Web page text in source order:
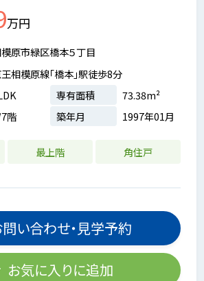
万円
原市緑区橋本５丁目
相模原線「橋本」駅徒歩8分
専有面積
73.38m²
階 築年月 1997年01月
最上階 角住戸
問い合わせ・見学予約
お気に入りに追加